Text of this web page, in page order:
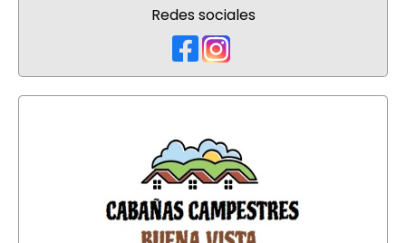
Redes sociales